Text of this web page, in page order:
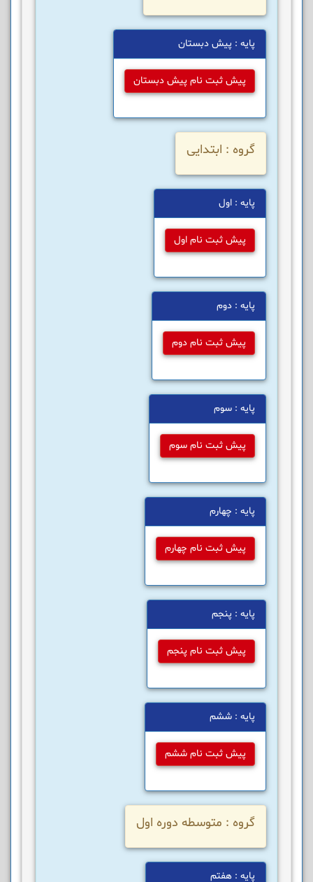
پایه : پیش دبستان
پیش ثبت نام پیش دبستان
گروه : ابتدایی
پایه : اول
پیش ثبت نام اول
پایه : دوم
پیش ثبت نام دوم
پایه : سوم
پیش ثبت نام سوم
پایه : چهارم
پیش ثبت نام چهارم
پایه : پنجم
پیش ثبت نام پنجم
پایه : ششم
پیش ثبت نام ششم
گروه : متوسطه دوره اول
پایه : هفتم